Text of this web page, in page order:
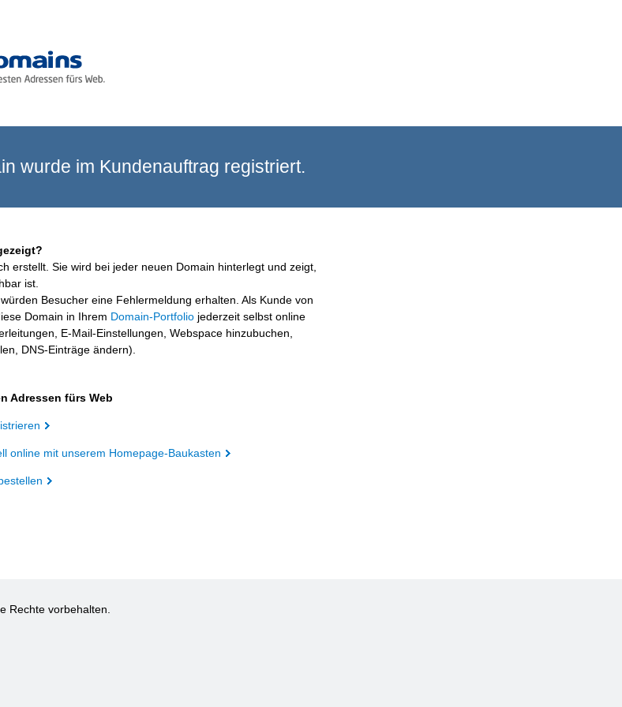
wurde im Kundenauftrag registriert.
erstellt. Sie wird bei jeder neuen Domain hinterlegt und zeigt,
ist.
Besucher eine Fehlermeldung erhalten. Als Kunde von
Domain in Ihrem Domain-Portfolio jederzeit selbst online
E-Mail-Einstellungen, Webspace hinzubuchen,
DNS-Einträge ändern).
Adressen fürs Web
online mit unserem Homepage-Baukasten
Rechte vorbehalten.